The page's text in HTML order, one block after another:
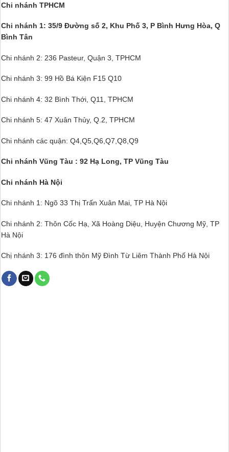
Chi nhánh TPHCM
Chi nhánh 1: 35/9 Đường số 2, Khu Phố 3, P Bình Hưng Hòa, Q
Bình Tân
Chi nhánh 2: 236 Pasteur, Quận 3, TPHCM
Chi nhánh 3: 99 Hồ Bá Kiện F15 Q10
Chi nhánh 4: 32 Bình Thới, Q11, TPHCM
Chi nhánh 5: 47 Xuân Thủy, Q.2, TPHCM
Chi nhánh các quận: Q4,Q5,Q6,Q7,Q8,Q9
Chi nhánh Vũng Tàu : 92 Hạ Long, TP Vũng Tàu
Chi nhánh Hà Nội
Chi nhánh 1: Ngõ 33 Thị Trấn Xuân Mai, TP Hà Nội
Chi nhánh 2: Thôn Cốc Hạ, Xã Hoàng Diệu, Huyện Chương Mỹ, TP
Hà Nội
Chị nhánh 3: 176 đình thôn Mỹ Đình Từ Liêm Thành Phố Hà Nội